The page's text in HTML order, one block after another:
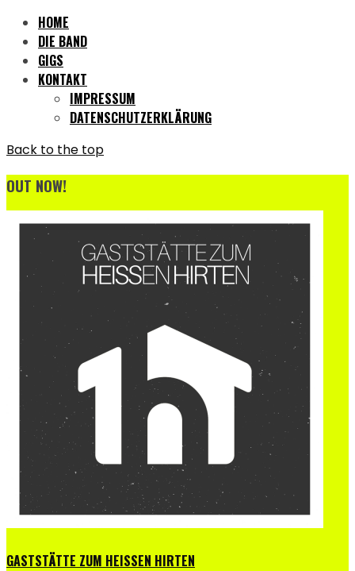
HOME
DIE BAND
GIGS
KONTAKT
IMPRESSUM
DATENSCHUTZERKLÄRUNG
Back to the top
OUT NOW!
GASTSTÄTTE ZUM HEISSEN HIRTEN